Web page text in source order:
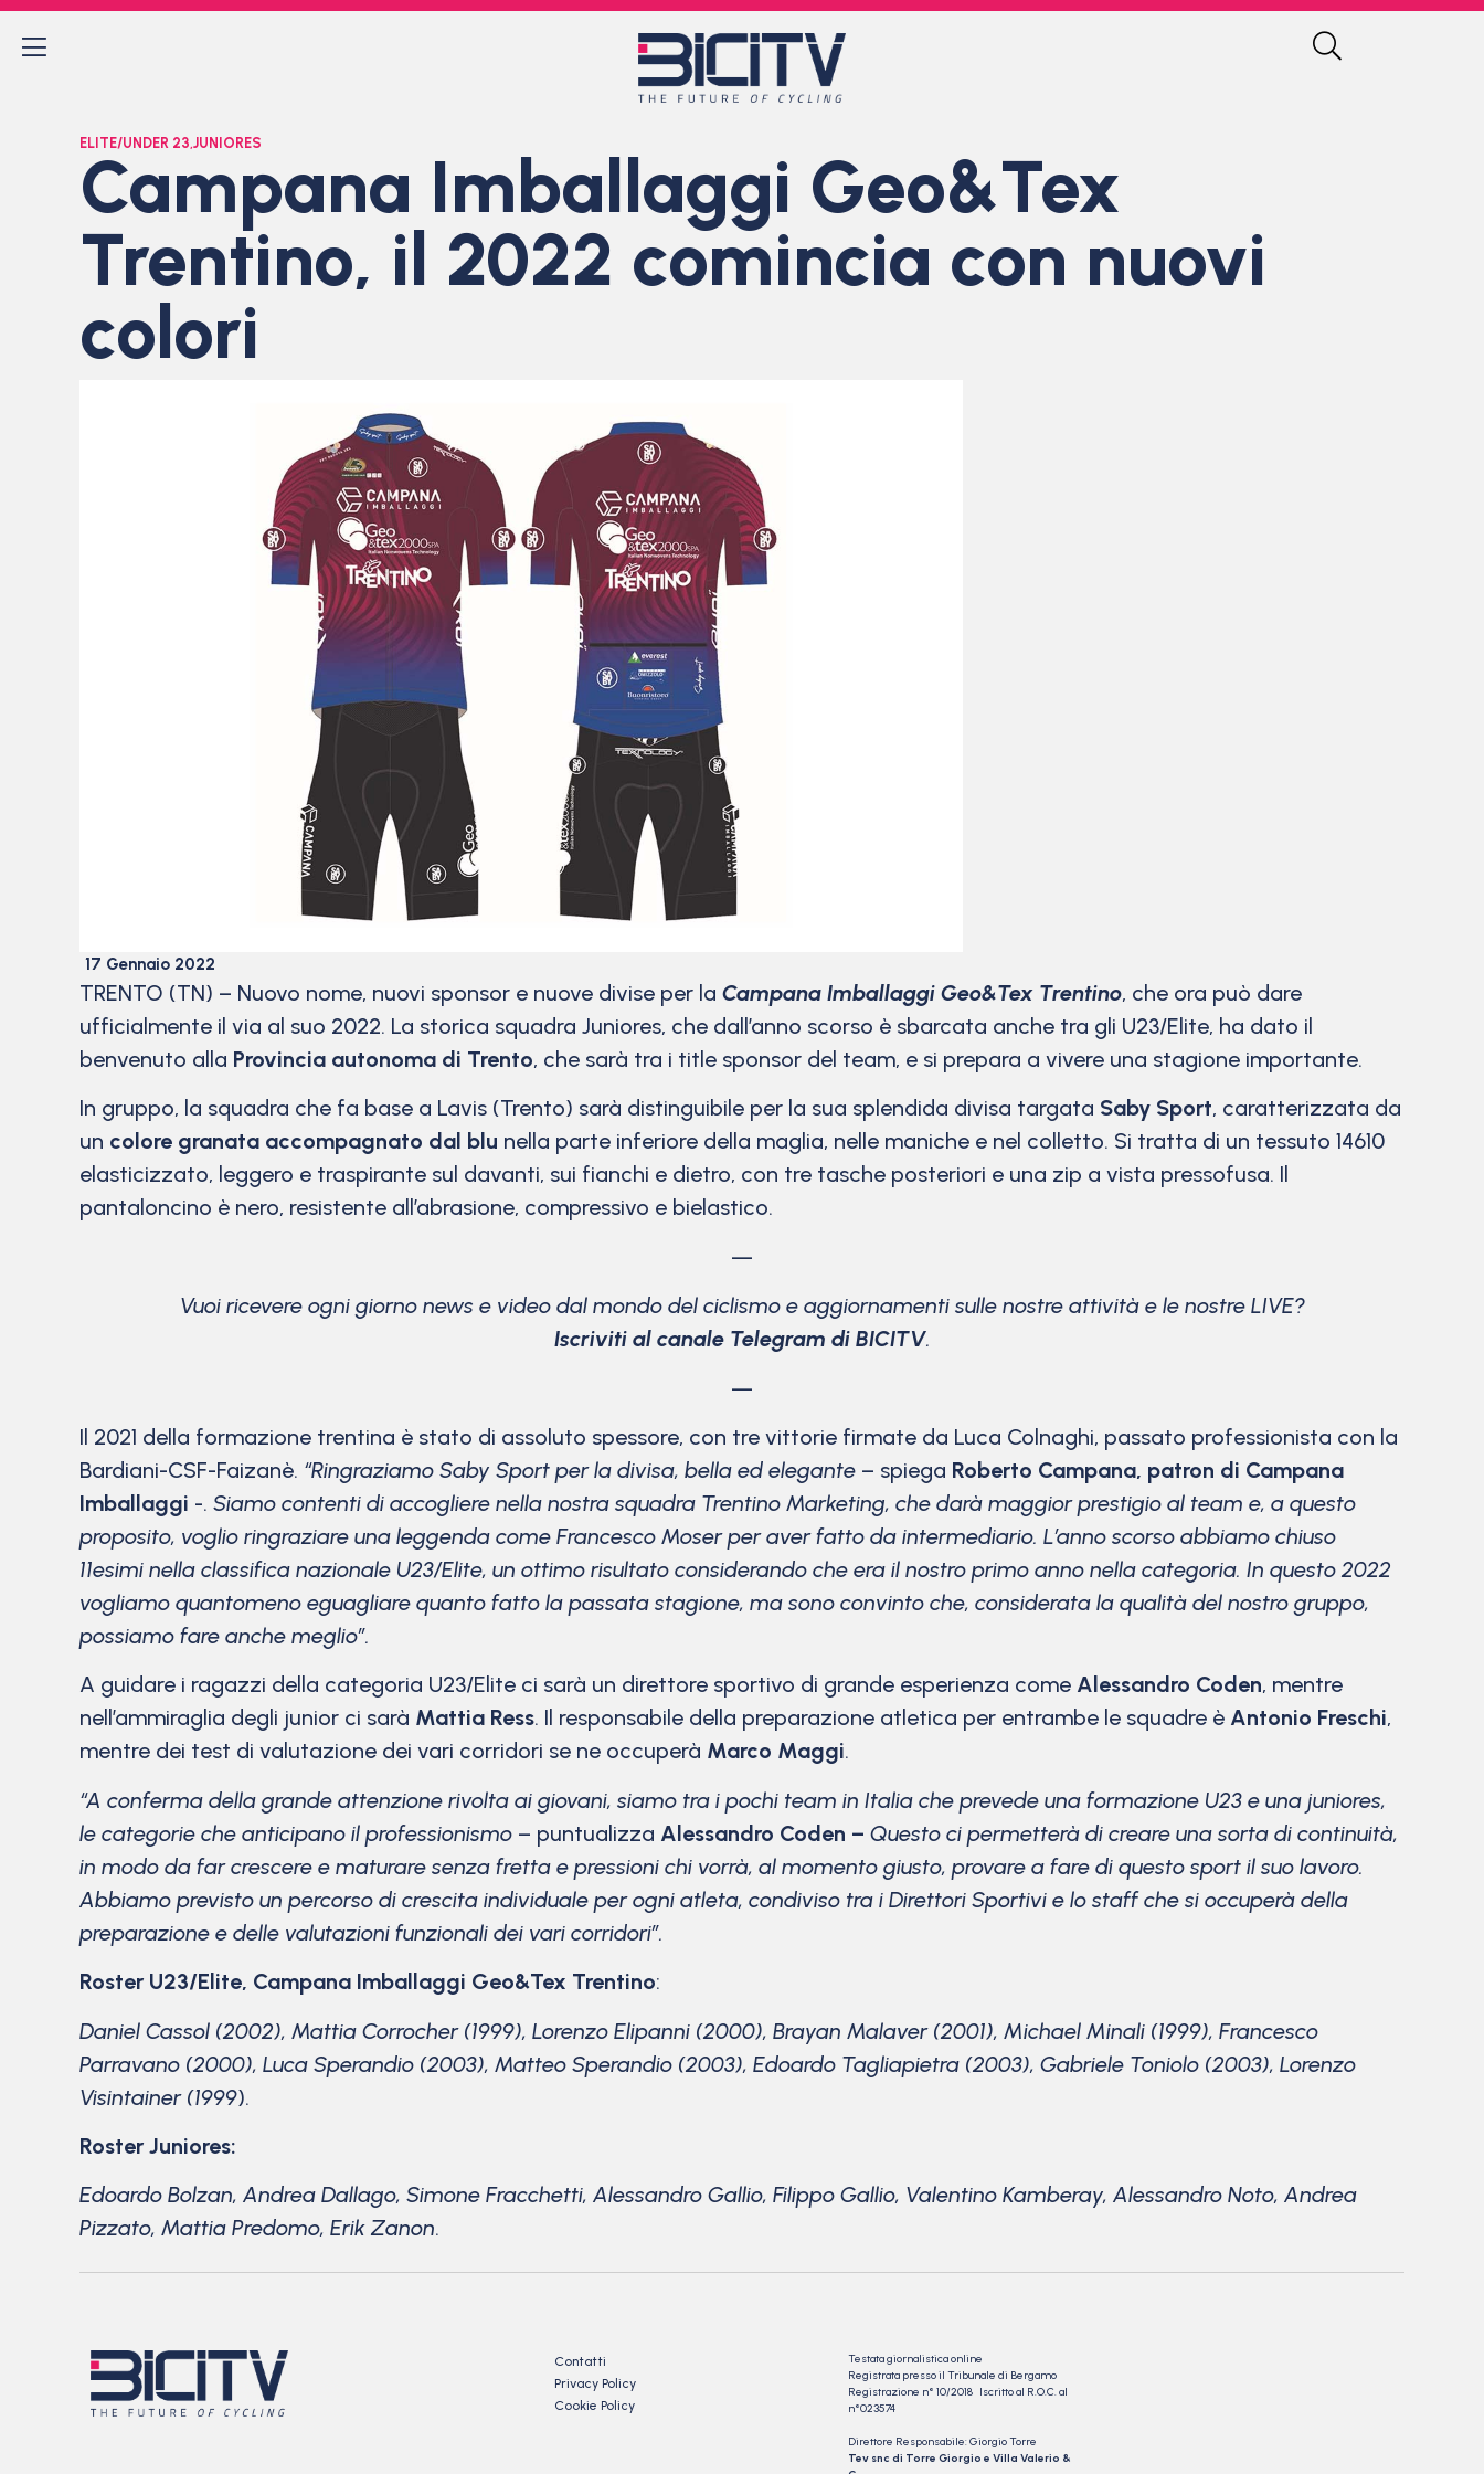
ELITE/UNDER 23,JUNIORES
Campana Imballaggi Geo&Tex
Trentino, il 2022 comincia con nuovi
colori
17 Gennaio 2022
TRENTO (TN) – Nuovo nome, nuovi sponsor e nuove divise per la Campana Imballaggi Geo&Tex Trentino, che ora può dare
ufficialmente il via al suo 2022. La storica squadra Juniores, che dall’anno scorso è sbarcata anche tra gli U23/Elite, ha dato il
benvenuto alla Provincia autonoma di Trento, che sarà tra i title sponsor del team, e si prepara a vivere una stagione importante.
In gruppo, la squadra che fa base a Lavis (Trento) sarà distinguibile per la sua splendida divisa targata Saby Sport, caratterizzata da
un colore granata accompagnato dal blu nella parte inferiore della maglia, nelle maniche e nel colletto. Si tratta di un tessuto 14610
elasticizzato, leggero e traspirante sul davanti, sui fianchi e dietro, con tre tasche posteriori e una zip a vista pressofusa. Il
pantaloncino è nero, resistente all’abrasione, compressivo e bielastico.
—
Vuoi ricevere ogni giorno news e video dal mondo del ciclismo e aggiornamenti sulle nostre attività e le nostre LIVE?
Iscriviti al canale Telegram di BICITV.
—
Il 2021 della formazione trentina è stato di assoluto spessore, con tre vittorie firmate da Luca Colnaghi, passato professionista con la
Bardiani-CSF-Faizanè. “Ringraziamo Saby Sport per la divisa, bella ed elegante – spiega Roberto Campana, patron di Campana
Imballaggi -. Siamo contenti di accogliere nella nostra squadra Trentino Marketing, che darà maggior prestigio al team e, a questo
proposito, voglio ringraziare una leggenda come Francesco Moser per aver fatto da intermediario. L’anno scorso abbiamo chiuso
11esimi nella classifica nazionale U23/Elite, un ottimo risultato considerando che era il nostro primo anno nella categoria. In questo 2022
vogliamo quantomeno eguagliare quanto fatto la passata stagione, ma sono convinto che, considerata la qualità del nostro gruppo,
possiamo fare anche meglio”.
A guidare i ragazzi della categoria U23/Elite ci sarà un direttore sportivo di grande esperienza come Alessandro Coden, mentre
nell’ammiraglia degli junior ci sarà Mattia Ress. Il responsabile della preparazione atletica per entrambe le squadre è Antonio Freschi,
mentre dei test di valutazione dei vari corridori se ne occuperà Marco Maggi.
“A conferma della grande attenzione rivolta ai giovani, siamo tra i pochi team in Italia che prevede una formazione U23 e una juniores,
le categorie che anticipano il professionismo – puntualizza Alessandro Coden – Questo ci permetterà di creare una sorta di continuità,
in modo da far crescere e maturare senza fretta e pressioni chi vorrà, al momento giusto, provare a fare di questo sport il suo lavoro.
Abbiamo previsto un percorso di crescita individuale per ogni atleta, condiviso tra i Direttori Sportivi e lo staff che si occuperà della
preparazione e delle valutazioni funzionali dei vari corridori”.
Roster U23/Elite, Campana Imballaggi Geo&Tex Trentino:
Daniel Cassol (2002), Mattia Corrocher (1999), Lorenzo Elipanni (2000), Brayan Malaver (2001), Michael Minali (1999), Francesco
Parravano (2000), Luca Sperandio (2003), Matteo Sperandio (2003), Edoardo Tagliapietra (2003), Gabriele Toniolo (2003), Lorenzo
Visintainer (1999).
Roster Juniores:
Edoardo Bolzan, Andrea Dallago, Simone Fracchetti, Alessandro Gallio, Filippo Gallio, Valentino Kamberay, Alessandro Noto, Andrea
Pizzato, Mattia Predomo, Erik Zanon.
Contatti
Privacy Policy
Cookie Policy
Testata giornalistica online
Registrata presso il Tribunale di Bergamo
Registrazione n° 10/2018 Iscritto al R.O.C. al
n°023574
Direttore Responsabile: Giorgio Torre
Tev snc di Torre Giorgio e Villa Valerio &